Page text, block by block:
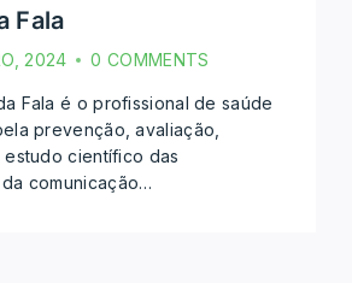
Fala
2024 0 COMMENTS
Fala é o profissional de saúde
prevenção, avaliação,
científico das
comunicação…